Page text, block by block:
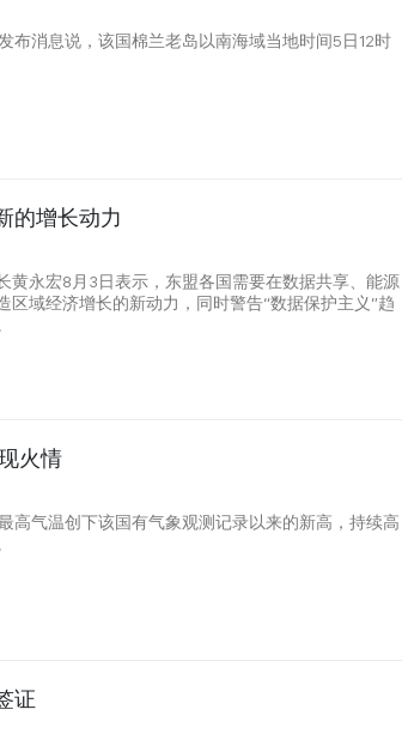
布消息说，该国棉兰老岛以南海域当地时间5日12时
增长动力
黄永宏8月3日表示，东盟各国需要在数据共享、能源
区域经济增长的新动力，同时警告“数据保护主义”趋
火情
高气温创下该国有气象观测记录以来的新高，持续高
证